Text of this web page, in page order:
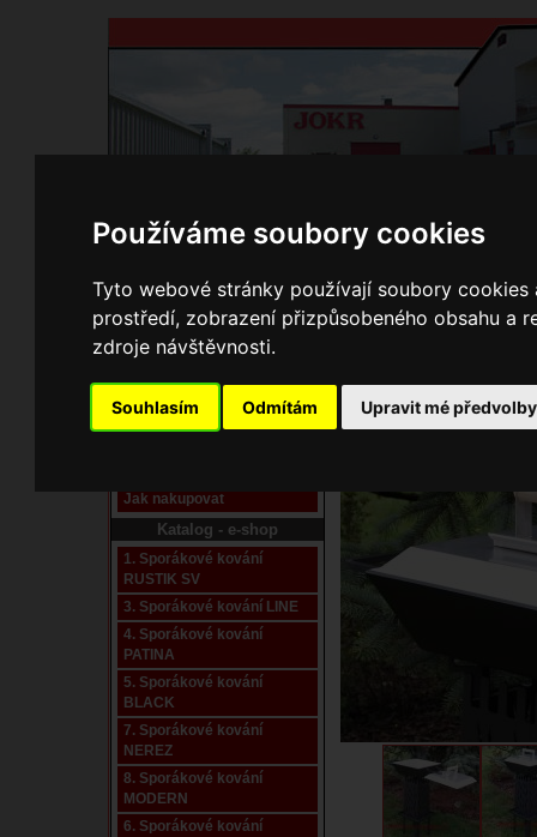
Používáme soubory cookies
Tyto webové stránky používají soubory
prostředí, zobrazení přizpůsobeného obsahu a
zdroje návštěvnosti.
Souhlasím Odmítám Upravit mé předvolby
Domů Kontakty Přihlášení Ke
Pracoviště laser
Nové pracoviště firmy
Jak nakupovat
Katalog - e-shop
1. Sporákové kování
RUSTIK SV
3. Sporákové kování LINE
4. Sporákové kování
PATINA
5. Sporákové kování
BLACK
7. Sporákové kování
NEREZ
8. Sporákové kování
MODERN
6. Sporákové kování
E-shop JOKR